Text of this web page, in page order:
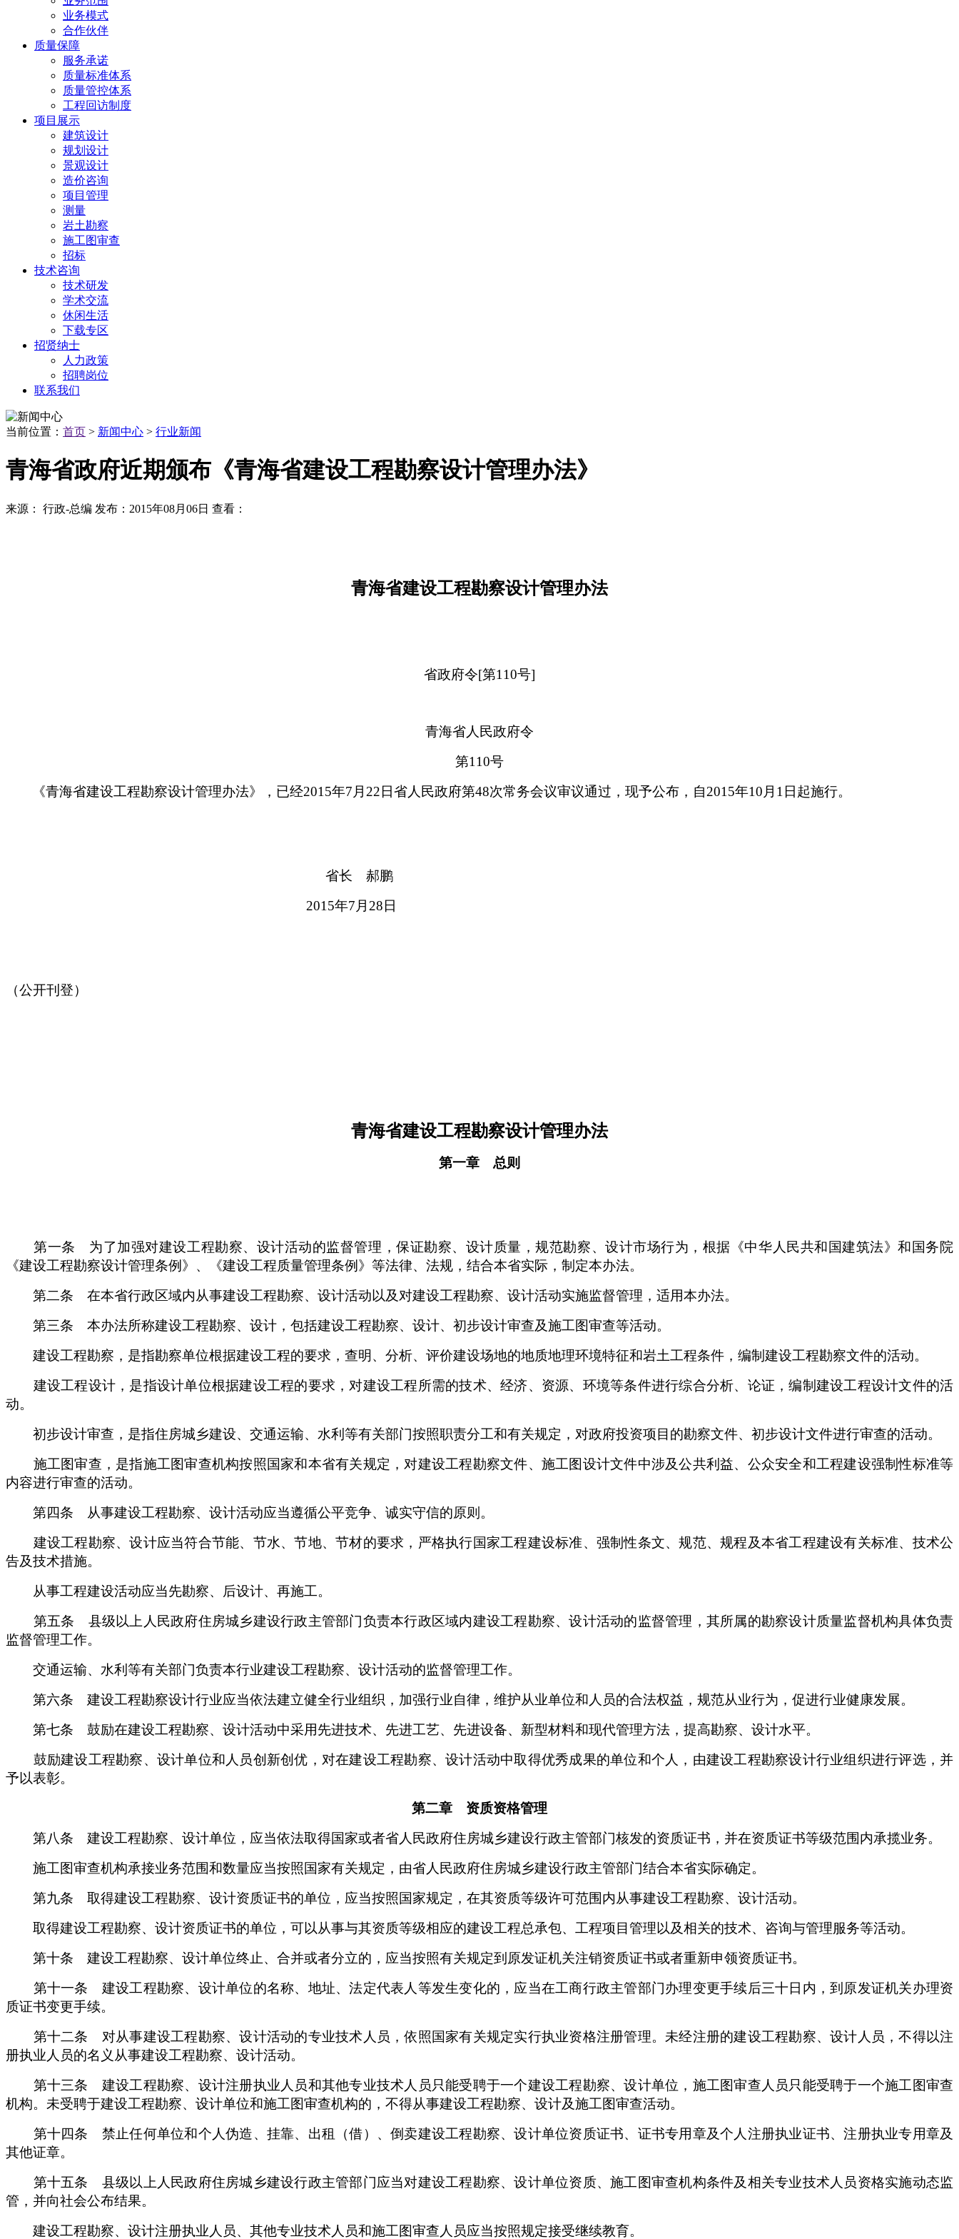
业务模式
合作伙伴
质量保障
服务承诺
质量标准体系
质量管控体系
工程回访制度
项目展示
建筑设计
规划设计
景观设计
造价咨询
项目管理
测量
岩土勘察
施工图审查
招标
技术咨询
技术研发
学术交流
休闲生活
下载专区
招贤纳士
人力政策
招聘岗位
联系我们
当前位置： 首页 > 新闻中心 > 行业新闻
青海省政府近期颁布《青海省建设工程勘察设计管理办法》
来源： 行政-总编 发布： 2015年08月06日 查看：
青海省建设工程勘察设计管理办法
省政府令[第110号]
青海省人民政府令
第110号
《青海省建设工程勘察设计管理办法》，已经2015年7 月 22日省人民政府第48次常务会议审议通过，现予公布，自2015年10 月 1 日起施行。
省长 郝鹏
2015年7 月 28日
（公开刊登）
青海省建设工程勘察设计管理办法
第一章 总则
第一条 为了加强对建设工程勘察、设计活动的监督管理，保证勘察、设计质量，规范勘察、设计市场行为，根据《中华人民共和国建筑法》和国务院
《建设工程勘察设计管理条例》、《建设工程质量管理条例》等法律、法规，结合本省实际，制定本办法。
第二条 在本省行政区域内从事建设工程勘察、设计活动以及对建设工程勘察、设计活动实施监督管理，适用本办法。
第三条 本办法所称建设工程勘察、设计，包括建设工程勘察、设计、初步设计审查及施工图审查等活动。
建设工程勘察，是指勘察单位根据建设工程的要求，查明、分析、评价建设场地的地质地理环境特征和岩土工程条件，编制建设工程勘察文件的活动。
建设工程设计，是指设计单位根据建设工程的要求，对建设工程所需的技术、经济、资源、环境等条件进行综合分析、论证，编制建设工程设计文件的活
动。
初步设计审查，是指住房城乡建设、交通运输、水利等有关部门按照职责分工和有关规定，对政府投资项目的勘察文件、初步设计文件进行审查的活动。
施工图审查，是指施工图审查机构按照国家和本省有关规定，对建设工程勘察文件、施工图设计文件中涉及公共利益、公众安全和工程建设强制性标准等
内容进行审查的活动。
第四条 从事建设工程勘察、设计活动应当遵循公平竞争、诚实守信的原则。
建设工程勘察、设计应当符合节能、节水、节地、节材的要求，严格执行国家工程建设标准、强制性条文、规范、规程及本省工程建设有关标准、技术公
告及技术措施。
从事工程建设活动应当先勘察、后设计、再施工。
第五条 县级以上人民政府住房城乡建设行政主管部门负责本行政区域内建设工程勘察、设计活动的监督管理，其所属的勘察设计质量监督机构具体负责
监督管理工作。
交通运输、水利等有关部门负责本行业建设工程勘察、设计活动的监督管理工作。
第六条 建设工程勘察设计行业应当依法建立健全行业组织，加强行业自律，维护从业单位和人员的合法权益，规范从业行为，促进行业健康发展。
第七条 鼓励在建设工程勘察、设计活动中采用先进技术、先进工艺、先进设备、新型材料和现代管理方法，提高勘察、设计水平。
鼓励建设工程勘察、设计单位和人员创新创优，对在建设工程勘察、设计活动中取得优秀成果的单位和个人，由建设工程勘察设计行业组织进行评选，并
予以表彰。
第二章 资质资格管理
第八条 建设工程勘察、设计单位，应当依法取得国家或者省人民政府住房城乡建设行政主管部门核发的资质证书，并在资质证书等级范围内承揽业务。
施工图审查机构承接业务范围和数量应当按照国家有关规定，由省人民政府住房城乡建设行政主管部门结合本省实际确定。
第九条 取得建设工程勘察、设计资质证书的单位，应当按照国家规定，在其资质等级许可范围内从事建设工程勘察、设计活动。
取得建设工程勘察、设计资质证书的单位，可以从事与其资质等级相应的建设工程总承包、工程项目管理以及相关的技术、咨询与管理服务等活动。
第十条 建设工程勘察、设计单位终止、合并或者分立的，应当按照有关规定到原发证机关注销资质证书或者重新申领资质证书。
第十一条 建设工程勘察、设计单位的名称、地址、法定代表人等发生变化的，应当在工商行政主管部门办理变更手续后三十日内，到原发证机关办理资
质证书变更手续。
第十二条 对从事建设工程勘察、设计活动的专业技术人员，依照国家有关规定实行执业资格注册管理。未经注册的建设工程勘察、设计人员，不得以注
册执业人员的名义从事建设工程勘察、设计活动。
第十三条 建设工程勘察、设计注册执业人员和其他专业技术人员只能受聘于一个建设工程勘察、设计单位，施工图审查人员只能受聘于一个施工图审查
机构。未受聘于建设工程勘察、设计单位和施工图审查机构的，不得从事建设工程勘察、设计及施工图审查活动。
第十四条 禁止任何单位和个人伪造、挂靠、出租（借）、倒卖建设工程勘察、设计单位资质证书、证书专用章及个人注册执业证书、注册执业专用章及
其他证章。
第十五条 县级以上人民政府住房城乡建设行政主管部门应当对建设工程勘察、设计单位资质、施工图审查机构条件及相关专业技术人员资格实施动态监
管，并向社会公布结果。
建设工程勘察、设计注册执业人员、其他专业技术人员和施工图审查人员应当按照规定接受继续教育。